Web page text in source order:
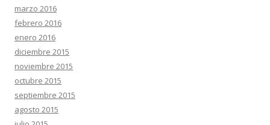
marzo 2016
febrero 2016
enero 2016
diciembre 2015
noviembre 2015
octubre 2015
septiembre 2015
agosto 2015